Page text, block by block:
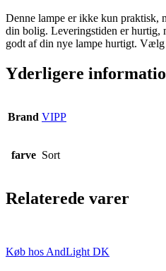
Denne lampe er ikke kun praktisk,
din bolig. Leveringstiden er hurtig,
godt af din nye lampe hurtigt.
Yderligere
Brand VIPP
farve Sort
Relaterede varer
Køb hos AndLight DK